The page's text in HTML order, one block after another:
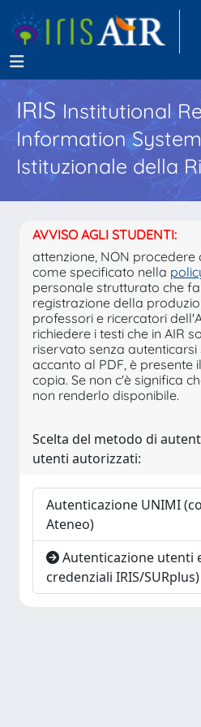
IRISInstitutional
Information System
Istituzionale della
AVVISO AGLI STUDENTI:
attenzione, NON procedere
come specificato nella
personale strutturato che
registrazione della
professori e ricercatori
richiedere i testi che in AIR
riservato senza autenticarsi
accanto al PDF, è presente
copia. Se non c'è significa
non renderlo disponibile.
Scelta del metodo di
utenti autorizzati:
Autenticazione UNIMI
Ateneo)
Autenticazione utenti
credenziali IRIS/SURplus)